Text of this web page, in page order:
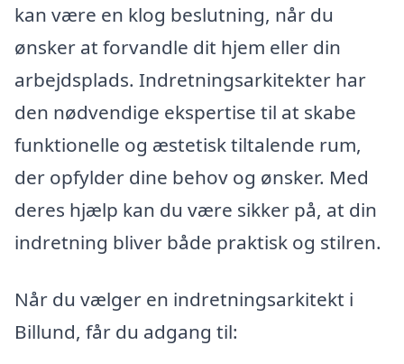
kan være en klog beslutning, når du
ønsker at forvandle dit hjem eller din
arbejdsplads. Indretningsarkitekter har
den nødvendige ekspertise til at skabe
funktionelle og æstetisk tiltalende rum,
der opfylder dine behov og ønsker. Med
deres hjælp kan du være sikker på, at din
indretning bliver både praktisk og stilren.
Når du vælger en indretningsarkitekt i
Billund, får du adgang til: